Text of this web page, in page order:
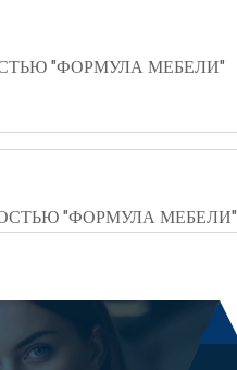
"ФОРМУЛА МЕБЕЛИ"
"ФОРМУЛА МЕБЕЛИ"